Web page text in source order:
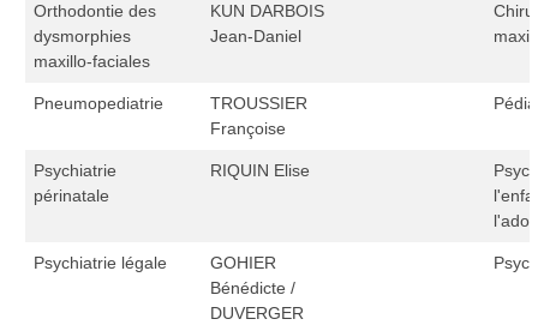
Orthodontie des
dysmorphies
maxillo-faciales
KUN DARBOIS
Jean-Daniel
Pneumopediatrie
TROUSSIER
Françoise
Psychiatrie
périnatale
RIQUIN Elise
Psychiatrie légale
GOHIER
Bénédicte /
DUVERGER